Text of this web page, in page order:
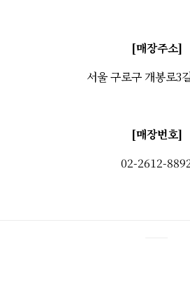
[매장주소]
서울 구로구 개봉로3
[매장번호]
02-2612-